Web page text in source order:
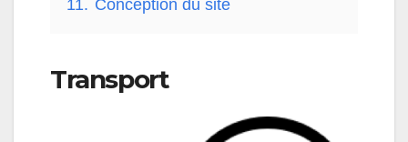
11. Conception du site
Transport